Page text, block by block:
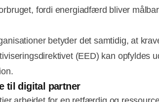
fordi energiadfærd bliver
betyder det samtidig, at
(EED) kan opfyldes
til digital partner